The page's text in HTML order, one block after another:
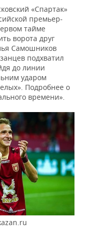
«Спартак»
премьер-
тайме
ворота друг
Самошников
подхватил
до линии
ударом
Подробнее о
времени».